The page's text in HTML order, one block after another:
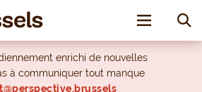
Toggle
enrichi de nouvelles
à communiquer tout manque